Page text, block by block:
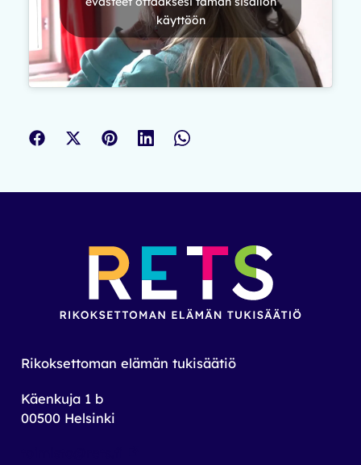
käyttöön
Rikoksettoman elämän tukisäätiö
Käenkuja 1 b
00500 Helsinki